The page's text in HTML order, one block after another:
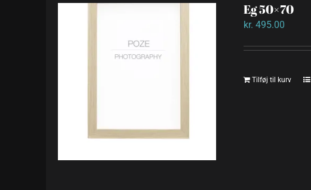
Eg 50×70
kr. 495.00
Tilføj til kurv